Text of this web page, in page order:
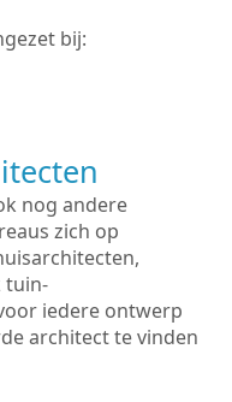
bij:
nog andere
zich op
tuin-
iedere ontwerp
architect te vinden